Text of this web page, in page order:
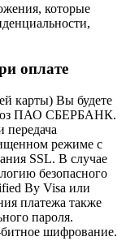
которые
оплате
карты) Вы будете
ПАО СБЕРБАНК.
режиме с
SSL. В случае
безопасного
By Visa или
платежа также
пароля.
шифрование.